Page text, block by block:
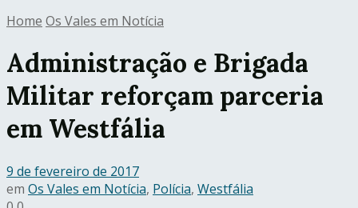
Home Os Vales em Notícia
Administração e Brigada
Militar reforçam parceria
em Westfália
9 de fevereiro de 2017
em Os Vales em Notícia, Polícia, Westfália